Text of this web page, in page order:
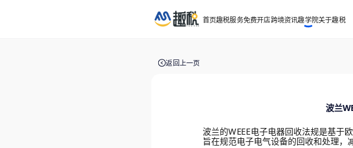
首页趣税服务免费开店跨境资讯趣学院关于趣税
返回上一页
波兰
波兰的WEEE电子电器回收法规是基于
旨在规范电子电气设备的回收和处理，